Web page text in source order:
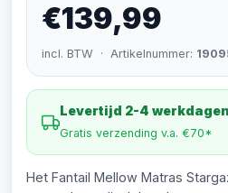
€139,99
incl. BTW · Artikelnummer:
Levertijd 2-4 werkdagen
Gratis verzending v.a. €70*
Het Fantail Mellow Matras